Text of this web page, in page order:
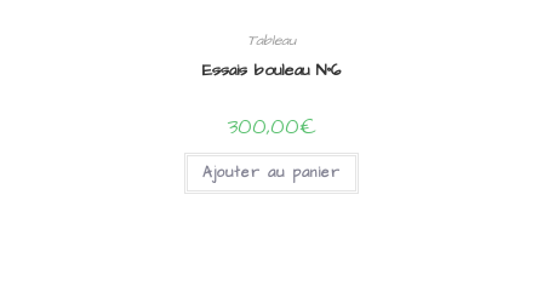
Tableau
Essais bouleau N°6
300,00€
Ajouter au panier